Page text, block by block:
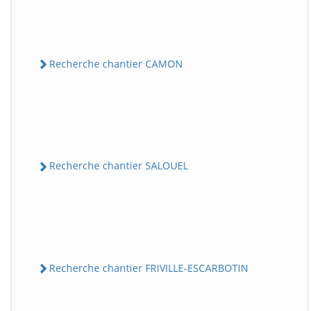
Recherche chantier CAMON
Recherche chantier SALOUEL
Recherche chantier FRIVILLE-ESCARBOTIN